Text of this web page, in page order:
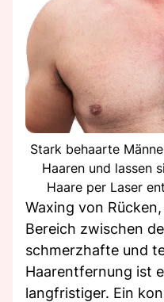
Stark behaarte
Haaren und lassen
Haare per Laser
Waxing von
Bereich zwischen
schmerzhafte und
Haarentfernung ist
langfristiger. Ein